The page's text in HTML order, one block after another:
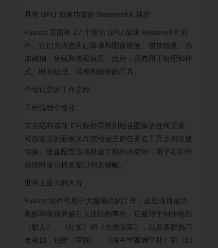
具有 GPU 加速功能的 ResolveFX 插件
Fusion 页面有 27 个新的 GPU 加速 ResolveFX 插
件。它们允许您执行降噪和图像恢复、增加锐度、添
加模糊、光线和色彩效果。此外，还有用于纹理和样
式、时间处理、调整和修饰的工具。
个性化您的工作流程
工作流程个性化
节点结构选项卡可轻松导航到组合图像的任何元素，
可自定义的面板允许您根据当前任务在工具之间快速
切换。垂直配置选项释放了额外的空间，用于在制作
动画时显示样条窗口和关键帧。
世界上最大的大片
Fusion 软件包用于大量项目的工作，这些项​​目成为
电影和电视界最引人注目的事件。它被用于制作电影
《蚁人》、《红雀》和《伦敦陷落》，以及多部热门
电视剧，包括《帝国》、《海军罪案调查处》和《幻